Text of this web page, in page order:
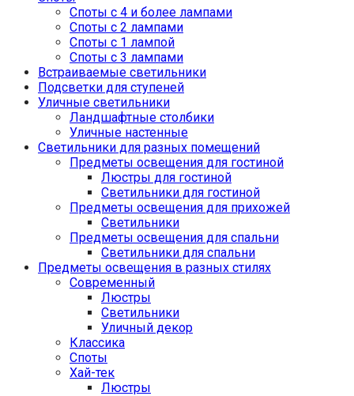
Споты с 4 и более лампами
Споты с 2 лампами
Споты с 1 лампой
Споты с 3 лампами
Встраиваемые светильники
Подсветки для ступеней
Уличные светильники
Ландшафтные столбики
Уличные настенные
Светильники для разных помещений
Предметы освещения для гостиной
Люстры для гостиной
Светильники для гостиной
Предметы освещения для прихожей
Светильники
Предметы освещения для спальни
Светильники для спальни
Предметы освещения в разных стилях
Cовременный
Люстры
Светильники
Уличный декор
Классика
Споты
Хай-тек
Люстры